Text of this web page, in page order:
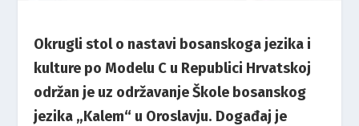
Okrugli stol o nastavi bosanskoga jezika i
kulture po Modelu C u Republici Hrvatskoj
održan je uz održavanje Škole bosanskog
jezika „Kalem“ u Oroslavju. Događaj je